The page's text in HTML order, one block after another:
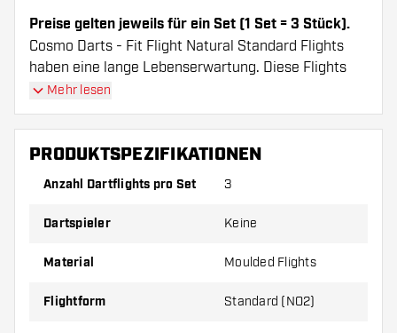
Preise gelten jeweils für ein Set (1 Set = 3 Stück).
Cosmo Darts - Fit Flight Natural Standard Flights
haben eine lange Lebenserwartung. Diese Flights
können nur mit Cosmo Fit Shafts verwendet werden.
Dartshopper Tipp!
Sorgen Sie für genügend Ersatz Flights und
abnutzen oder brechen.
Material oder eine andere Dicke der Flights aus,
Mehr lesen
PRODUKTSPEZIFIKATIONEN
Anzahl Dartflights pro Set 3
Dartspieler Keine
Material Moulded Flights
Flightform Standard (NO2)